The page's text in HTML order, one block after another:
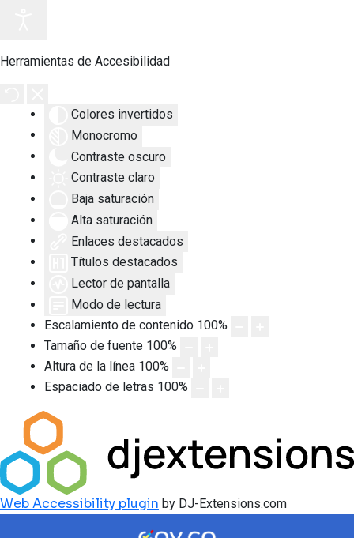
Herramientas de Accesibilidad
Colores invertidos
Monocromo
Contraste oscuro
Contraste claro
Baja saturación
Alta saturación
Enlaces destacados
Títulos destacados
Lector de pantalla
Modo de lectura
Escalamiento de contenido 100%
Tamaño de fuente 100%
Altura de la línea 100%
Espaciado de letras 100%
Web Accessibility plugin by DJ-Extensions.com